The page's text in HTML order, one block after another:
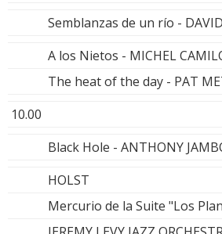
Semblanzas de un río -
A los Nietos - MICHEL
The heat of the day - PAT
10.00
Black Hole - ANTHONY
HOLST
Mercurio de la Suite "Los